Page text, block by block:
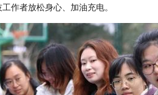
作者放松身心、加油充电。